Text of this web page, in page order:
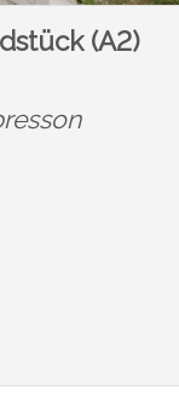
(A2)